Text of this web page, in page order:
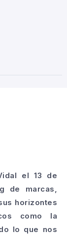
el 13 de
de marcas,
horizontes
como la
lo que nos